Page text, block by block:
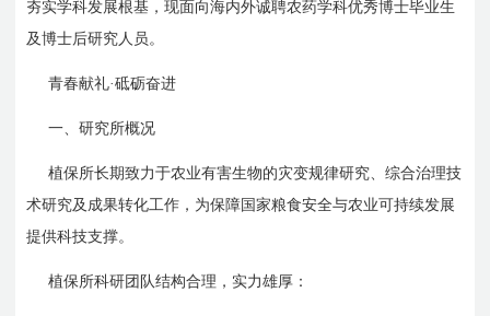
夯实学科发展根基，现面向海内外诚聘农药学科优秀博士毕业生
及博士后研究人员。
青春献礼·砥砺奋进
一、研究所概况
植保所长期致力于农业有害生物的灾变规律研究、综合治理技
术研究及成果转化工作，为保障国家粮食安全与农业可持续发展
提供科技支撑。
植保所科研团队结构合理，实力雄厚：